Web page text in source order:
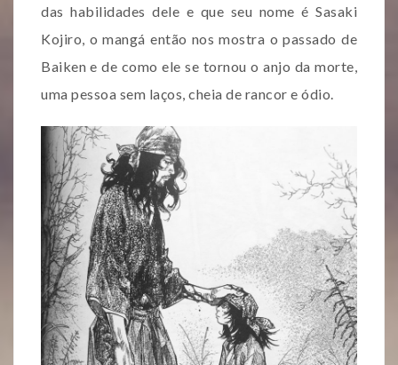
das habilidades dele e que seu nome é Sasaki
Kojiro, o mangá então nos mostra o passado de
Baiken e de como ele se tornou o anjo da morte,
uma pessoa sem laços, cheia de rancor e ódio.